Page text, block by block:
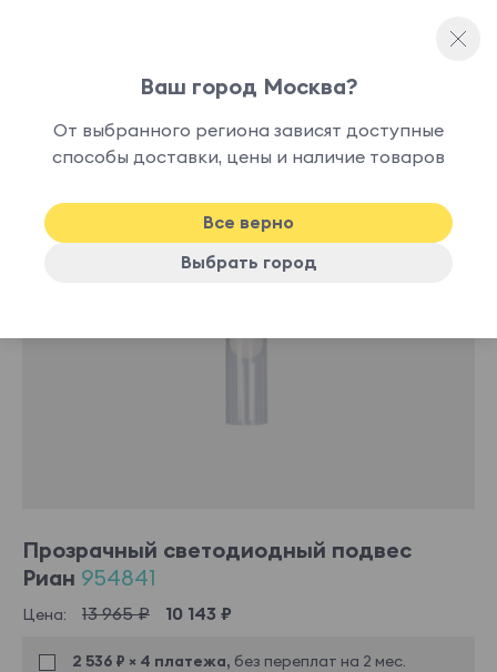
-27%
Прозрачный светодиодный подвес
Риан 954841
Цена: 13 965 ₽ 10 143 ₽
2 536 ₽ × 4 платежа, без переплат на 2 мес.
Ваш город Москва?
От выбранного региона зависят доступные
способы доставки, цены и наличие товаров
Все верно
Выбрать город